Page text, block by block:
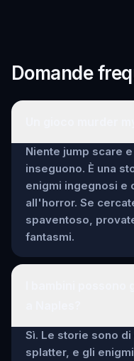
Domande
Niente jump scare
inseguono. È una
enigmi ingegnosi e
all'horror. Se
spaventoso,
fantasmi.
Sì. Le storie sono
splatter, e gli